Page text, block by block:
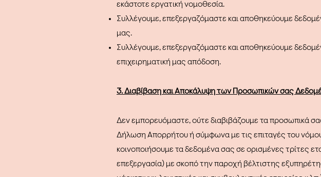
εκάστοτε εργατική νομοθεσία.
Συλλέγουμε, επεξεργαζόμαστε και αποθηκεύουμε
μας.
Συλλέγουμε, επεξεργαζόμαστε και αποθηκεύουμε
επιχειρηματική μας απόδοση.
3. Διαβίβαση και Αποκάλυψη των Προσωπικών σας
Δεν εμπορευόμαστε, ούτε διαβιβάζουμε τα προσωπικά
Δήλωση Απορρήτου ή σύμφωνα με τις επιταγές του
κοινοποιήσουμε τα δεδομένα σας σε ορισμένες τρίτες
επεξεργασία) με σκοπό την παροχή βέλτιστης